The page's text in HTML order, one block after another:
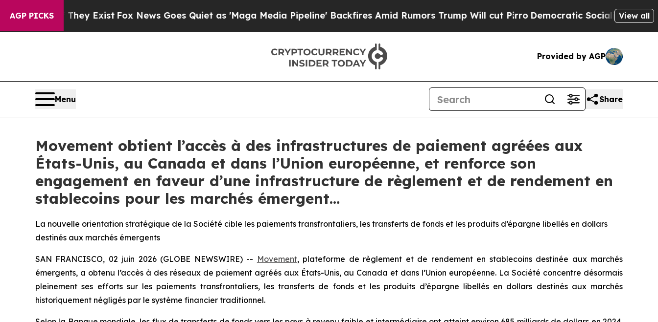
AGP PICKS
They Exist Fox News Goes Quiet as 'Maga Media Pipeline' Backfires Amid Rumors Trump Will cut PirroDemocratic Socialists of AmericaView all
Provided by AGP
Menu Share
Movement obtient l’accès à des infrastructures de paiement agréées aux
États-Unis, au Canada et dans l’Union européenne, et renforce son
engagement en faveur d’une infrastructure de règlement et de rendement en
stablecoins pour les marchés émergent…
La nouvelle orientation stratégique de la Société cible les paiements transfrontaliers, les transferts de fonds et les produits d’épargne libellés en dollars
destinés aux marchés émergents
SAN FRANCISCO, 02 juin 2026 (GLOBE NEWSWIRE) -- Movement, plateforme de règlement et de rendement en stablecoins destinée aux marchés
émergents, a obtenu l’accès à des réseaux de paiement agréés aux États-Unis, au Canada et dans l’Union européenne. La Société concentre désormais
pleinement ses efforts sur les paiements transfrontaliers, les transferts de fonds et les produits d’épargne libellés en dollars destinés aux marchés
historiquement négligés par le système financier traditionnel.